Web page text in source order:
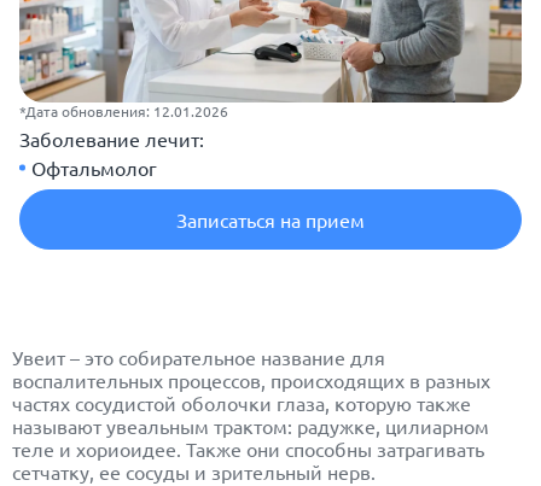
*Дата обновления: 12.01.2026
Заболевание лечит:
Офтальмолог
Записаться на прием
Увеит – это собирательное название для
воспалительных процессов, происходящих в разных
частях сосудистой оболочки глаза, которую также
называют увеальным трактом: радужке, цилиарном
теле и хориоидее. Также они способны затрагивать
сетчатку, ее сосуды и зрительный нерв.